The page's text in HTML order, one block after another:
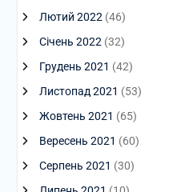
Лютий 2022 (46)
Січень 2022 (32)
Грудень 2021 (42)
Листопад 2021 (53)
Жовтень 2021 (65)
Вересень 2021 (60)
Серпень 2021 (30)